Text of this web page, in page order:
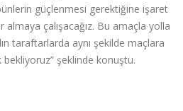
güçlenmesi gerektiğine işaret
almaya çalışacağız. Bu amaçla yolla
taraftarlarda aynı şekilde maçlara
şeklinde konuştu.